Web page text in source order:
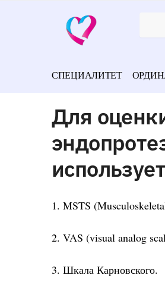
СПЕЦИАЛИТЕТ
Для
1. MSTS
2. VAS (visual analog
3. Шкала Карновского.